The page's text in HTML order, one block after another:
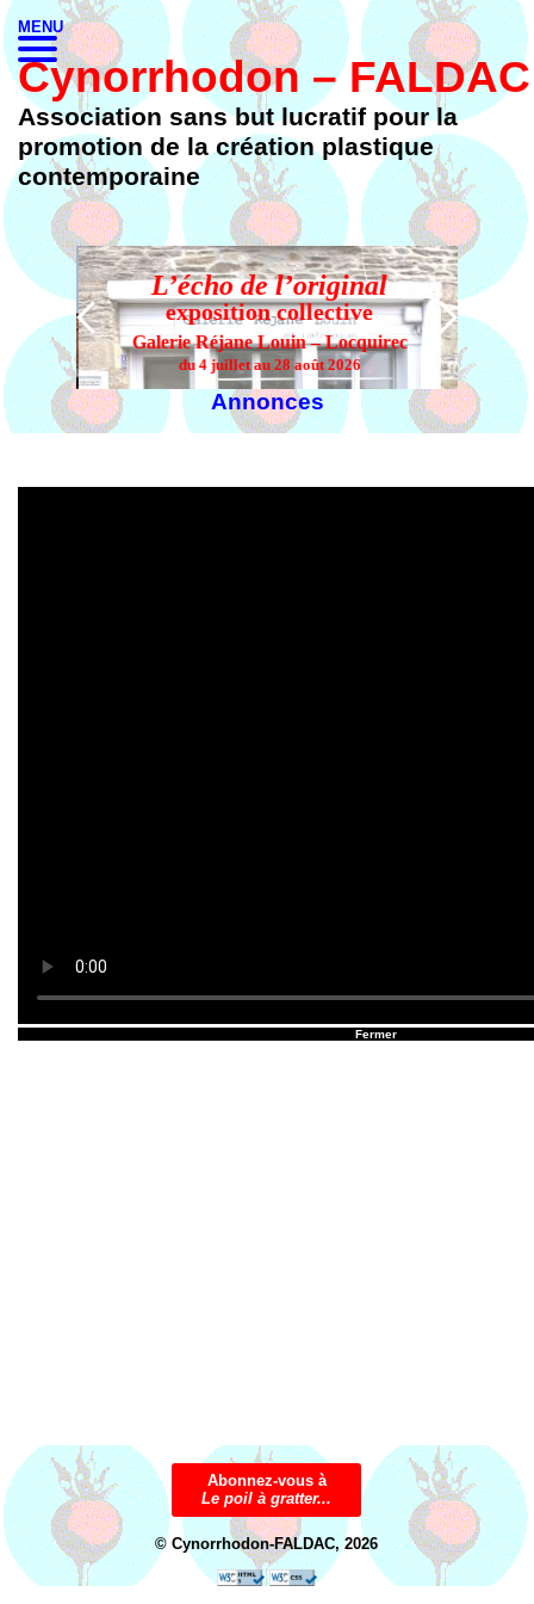
Cynorrhodon – FALDAC
Association sans but lucratif pour la
promotion de la création plastique
contemporaine
L’écho de l’original
exposition collective
Galerie Réjane Louin – Locquirec
du 4 juillet au 28 août 2026
Annonces
MENU
Abonnez-vous à
Le poil à gratter...
© Cynorrhodon-FALDAC, 2026